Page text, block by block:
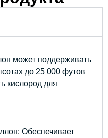
может поддерживать
до 25 000 футов
кислород для
Обеспечивает